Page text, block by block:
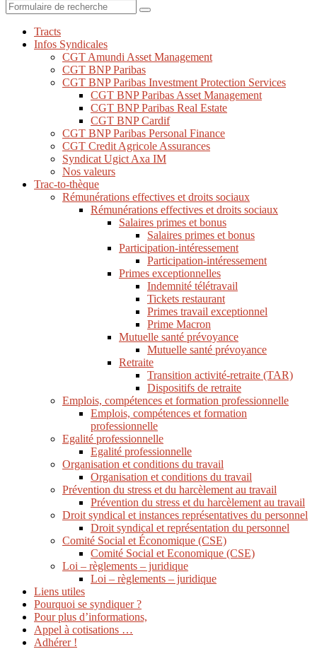
Search
Tracts
Infos Syndicales
CGT Amundi Asset Management
CGT BNP Paribas
CGT BNP Paribas Investment Protection Services
CGT BNP Paribas Asset Management
CGT BNP Paribas Real Estate
CGT BNP Cardif
CGT BNP Paribas Personal Finance
CGT Credit Agricole Assurances
Syndicat Ugict Axa IM
Nos valeurs
Trac-to-thèque
Rémunérations effectives et droits sociaux
Rémunérations effectives et droits sociaux
Salaires primes et bonus
Salaires primes et bonus
Participation-intéressement
Participation-intéressement
Primes exceptionnelles
Indemnité télétravail
Tickets restaurant
Primes travail exceptionnel
Prime Macron
Mutuelle santé prévoyance
Mutuelle santé prévoyance
Retraite
Transition activité-retraite (TAR)
Dispositifs de retraite
Emplois, compétences et formation professionnelle
Emplois, compétences et formation
professionnelle
Egalité professionnelle
Egalité professionnelle
Organisation et conditions du travail
Organisation et conditions du travail
Prévention du stress et du harcèlement au travail
Prévention du stress et du harcèlement au travail
Droit syndical et instances représentatives du personnel
Droit syndical et représentation du personnel
Comité Social et Économique (CSE)
Comité Social et Economique (CSE)
Loi – règlements – juridique
Loi – règlements – juridique
Liens utiles
Pourquoi se syndiquer ?
Pour plus d’informations,
Appel à cotisations …
Adhérer !